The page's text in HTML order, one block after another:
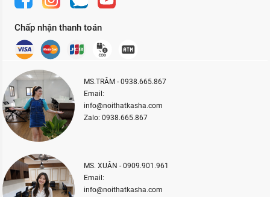
Chấp nhận thanh toán
MS.TRÂM - 0938.665.867
Email:
info@noithatkasha.com
Zalo: 0938.665.867
MS. XUÂN - 0909.901.961
Email:
info@noithatkasha.com